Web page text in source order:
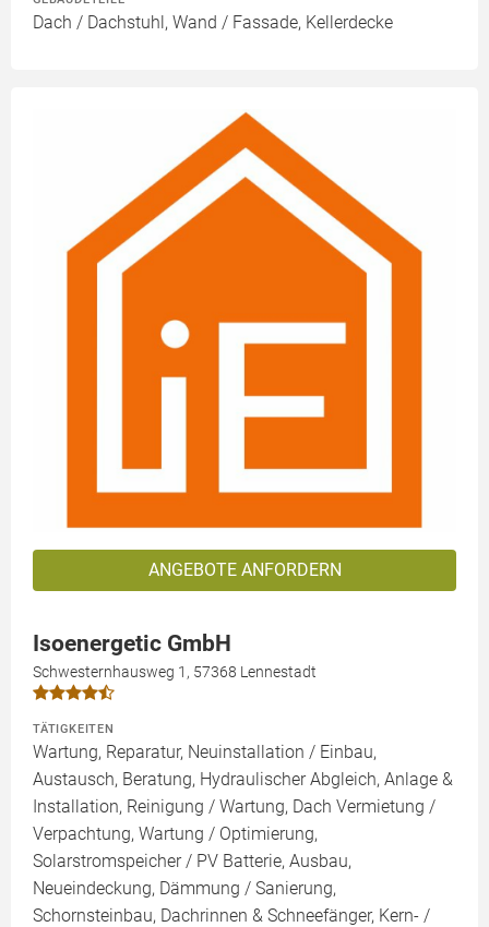
Dach / Dachstuhl, Wand / Fassade, Kellerdecke
ANGEBOTE ANFORDERN
Isoenergetic GmbH
Schwesternhausweg 1, 57368 Lennestadt
TÄTIGKEITEN
Wartung, Reparatur, Neuinstallation / Einbau,
Austausch, Beratung, Hydraulischer Abgleich, Anlage &
Installation, Reinigung / Wartung, Dach Vermietung /
Verpachtung, Wartung / Optimierung,
Solarstromspeicher / PV Batterie, Ausbau,
Neueindeckung, Dämmung / Sanierung,
Schornsteinbau, Dachrinnen & Schneefänger, Kern- /